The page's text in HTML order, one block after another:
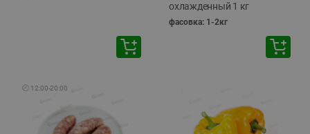
охлажденный 1 кг
фасовка: 1-2кг
🕘 12:00-20:00